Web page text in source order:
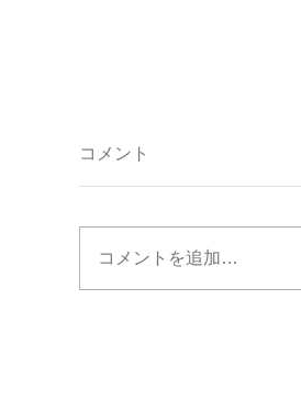
コメント
コメントを追加…